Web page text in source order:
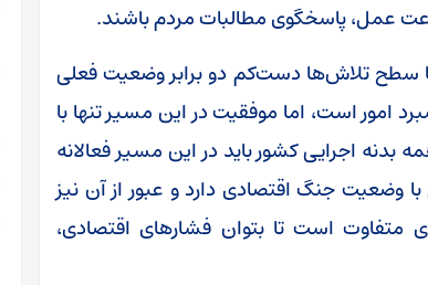
عمل، پاسخگوی مطالبات مردم باشند.
تا سطح تلاش‌ها دست‌کم دو برابر وضعیت فعلی
امور است، اما موفقیت در این مسیر تنها با
اجرایی کشور باید در این مسیر فعالانه
وضعیت جنگ اقتصادی دارد و عبور از آن نیز
متفاوت است تا بتوان فشارهای اقتصادی،